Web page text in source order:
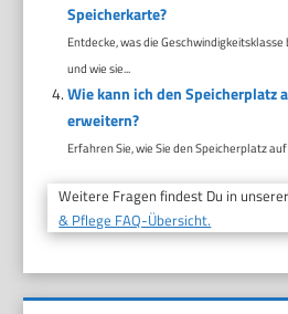
Speicherkarte?
Entdecke, was die
und wie sie...
Wie kann ich den Speicherplatz
erweitern?
Erfahren Sie, wie Sie den Speicherplatz
Weitere Fragen findest Du in
& Pflege FAQ-Übersicht.